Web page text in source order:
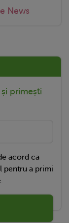
News
primești
acord ca
pentru a primi